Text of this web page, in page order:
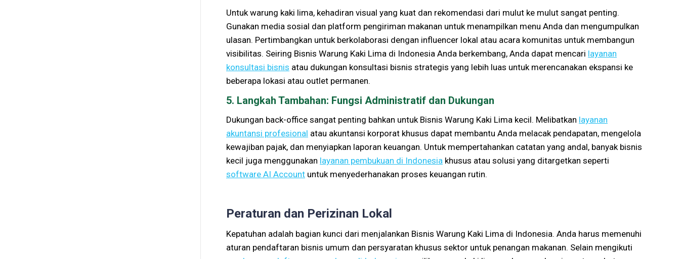
Untuk warung kaki lima, kehadiran visual yang kuat dan rekomendasi dari mulut ke mulut sangat penting.
Gunakan media sosial dan platform pengiriman makanan untuk menampilkan menu Anda dan mengumpulkan
ulasan. Pertimbangkan untuk berkolaborasi dengan influencer lokal atau acara komunitas untuk membangun
visibilitas. Seiring Bisnis Warung Kaki Lima di Indonesia Anda berkembang, Anda dapat mencari layanan
konsultasi bisnis atau dukungan konsultasi bisnis strategis yang lebih luas untuk merencanakan ekspansi ke
beberapa lokasi atau outlet permanen.
5. Langkah Tambahan: Fungsi Administratif dan Dukungan
Dukungan back-office sangat penting bahkan untuk Bisnis Warung Kaki Lima kecil. Melibatkan layanan
akuntansi profesional atau akuntansi korporat khusus dapat membantu Anda melacak pendapatan, mengelola
kewajiban pajak, dan menyiapkan laporan keuangan. Untuk mempertahankan catatan yang andal, banyak bisnis
kecil juga menggunakan layanan pembukuan di Indonesia khusus atau solusi yang ditargetkan seperti
software AI Account untuk menyederhanakan proses keuangan rutin.
Peraturan dan Perizinan Lokal
Kepatuhan adalah bagian kunci dari menjalankan Bisnis Warung Kaki Lima di Indonesia. Anda harus memenuhi
aturan pendaftaran bisnis umum dan persyaratan khusus sektor untuk penangan makanan. Selain mengikuti